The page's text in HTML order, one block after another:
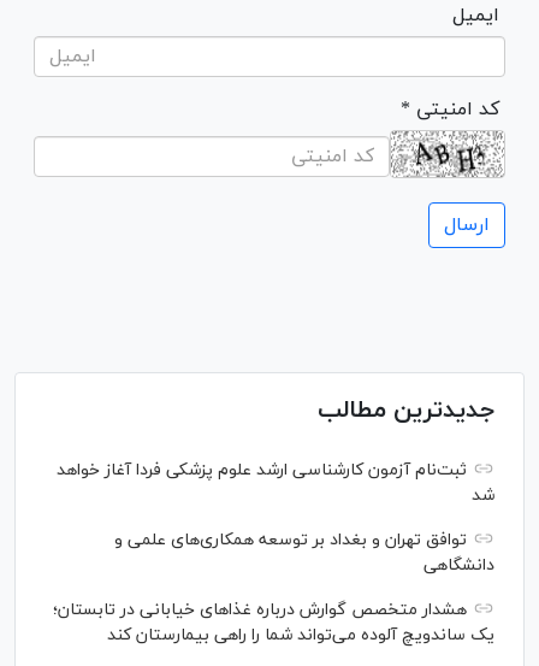
ایمیل
* کد امنیتی
جدیدترین مطالب
ثبت‌نام آزمون کارشناسی ارشد علوم پزشکی فردا آغاز خواهد
شد
توافق تهران و بغداد بر توسعه همکاری‌های علمی و
دانشگاهی
هشدار متخصص گوارش درباره غذا‌های خیابانی در تابستان؛
یک ساندویچ آلوده می‌تواند شما را راهی بیمارستان کند